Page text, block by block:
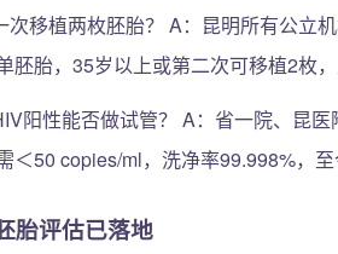
次移植两枚胚胎？ A：昆明所有公立
胚胎，35岁以上或第二次可移植2枚
阳性能否做试管？ A：省一院、昆
＜50 copies/ml，洗净率99.998%，
胎评估已落地